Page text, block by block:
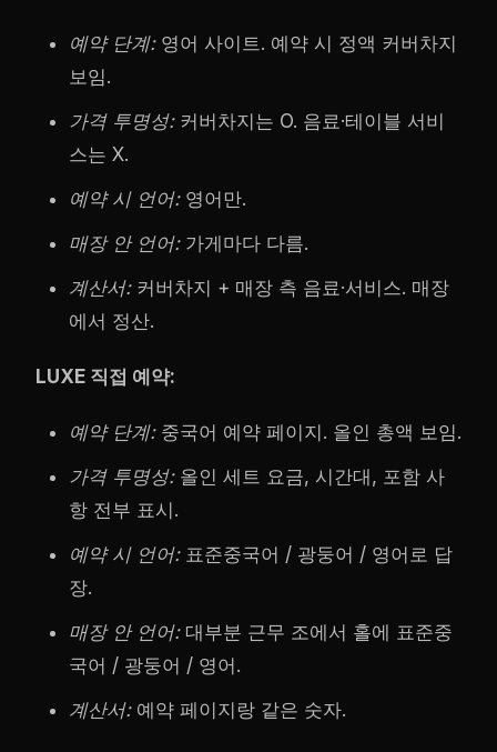
예약 단계:영어 사이트. 예약 시 정액 커버차지
보임.
가격 투명성:커버차지는 O. 음료·테이블 서비
스는 X.
예약 시 언어:영어만.
매장 안 언어:가게마다 다름.
계산서:커버차지 + 매장 측 음료·서비스. 매장
에서 정산.
LUXE 직접 예약:
예약 단계:중국어 예약 페이지. 올인 총액 보임.
가격 투명성:올인 세트 요금, 시간대, 포함 사
항 전부 표시.
예약 시 언어:표준중국어 / 광둥어 / 영어로 답
장.
매장 안 언어:대부분 근무 조에서 홀에 표준중
국어 / 광둥어 / 영어.
계산서:예약 페이지랑 같은 숫자.